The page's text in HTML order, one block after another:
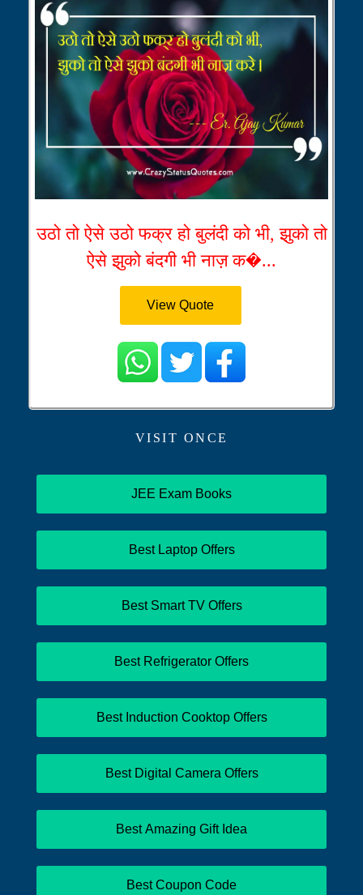
उठो तो ऐसे उठो फक्र हो बुलंदी को भी, झुको तो
ऐसे झुको बंदगी भी नाज़ क�...
View Quote
VISIT ONCE
JEE Exam Books
Best Laptop Offers
Best Smart TV Offers
Best Refrigerator Offers
Best Induction Cooktop Offers
Best Digital Camera Offers
Best Amazing Gift Idea
Best Coupon Code